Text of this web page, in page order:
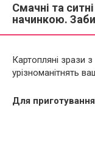
Смачні та
начинкою.
Картопляні зрази
урізноманітнять
Для приготування